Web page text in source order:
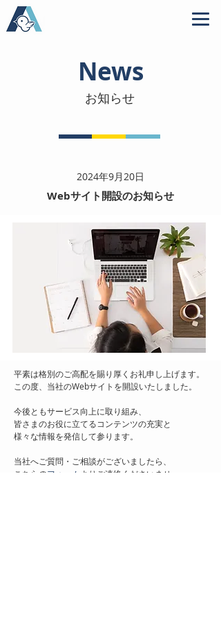
News
​お知らせ
2024年9月20日
Webサイト開設のお知らせ
平素は格別のご高配を賜り厚くお礼申し上げます。
この度、当社のWebサイトを開設いたしました。
今後ともサービス向上に取り組み、
皆さまのお役に立てるコンテンツの充実と
様々な情報を発信して参ります。
当社へご質問・ご相談がございましたら、
こちらのフォーム
よりご連絡くださいませ。